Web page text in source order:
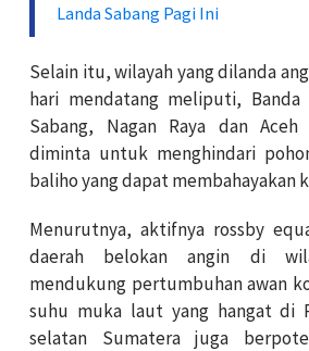
Landa Sabang Pagi Ini
Selain itu, wilayah yang dilanda
hari mendatang meliputi, Banda
Sabang, Nagan Raya dan Aceh
diminta untuk menghindari
baliho yang dapat membahayakan
Menurutnya, aktifnya rossby
daerah belokan angin di
mendukung pertumbuhan awan
suhu muka laut yang hangat di
selatan Sumatera juga